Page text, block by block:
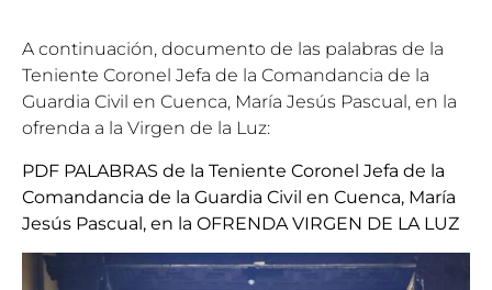
A continuación, documento de las palabras de la
Teniente Coronel Jefa de la Comandancia de la
Guardia Civil en Cuenca, María Jesús Pascual, en la
ofrenda a la Virgen de la Luz:
PDF PALABRAS de la Teniente Coronel Jefa de la
Comandancia de la Guardia Civil en Cuenca, María
Jesús Pascual, en la OFRENDA VIRGEN DE LA LUZ